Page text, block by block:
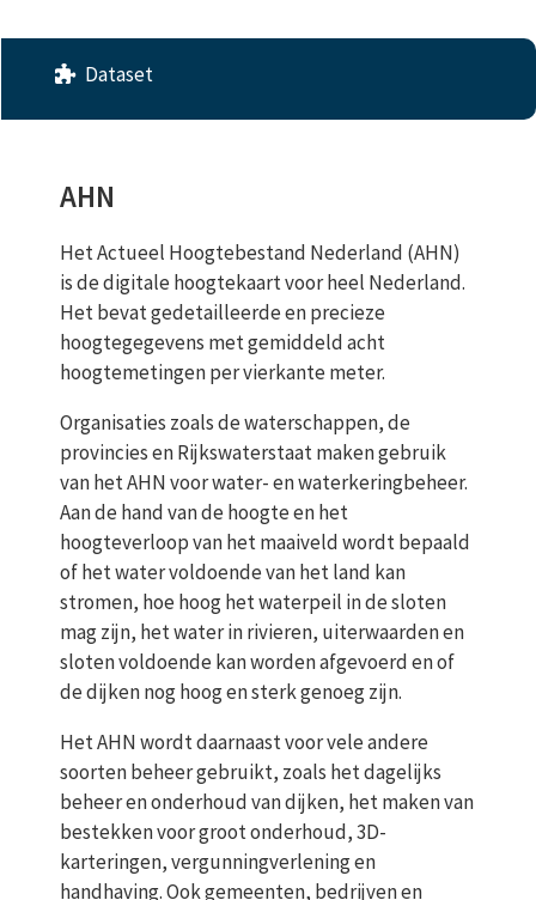
Dataset
AHN
Het Actueel Hoogtebestand Nederland (AHN)
is de digitale hoogtekaart voor heel Nederland.
Het bevat gedetailleerde en precieze
hoogtegegevens met gemiddeld acht
hoogtemetingen per vierkante meter.
Organisaties zoals de waterschappen, de
provincies en Rijkswaterstaat maken gebruik
van het AHN voor water- en waterkeringbeheer.
Aan de hand van de hoogte en het
hoogteverloop van het maaiveld wordt bepaald
of het water voldoende van het land kan
stromen, hoe hoog het waterpeil in de sloten
mag zijn, het water in rivieren, uiterwaarden en
sloten voldoende kan worden afgevoerd en of
de dijken nog hoog en sterk genoeg zijn.
Het AHN wordt daarnaast voor vele andere
soorten beheer gebruikt, zoals het dagelijks
beheer en onderhoud van dijken, het maken van
bestekken voor groot onderhoud, 3D-
karteringen, vergunningverlening en
handhaving. Ook gemeenten, bedrijven en